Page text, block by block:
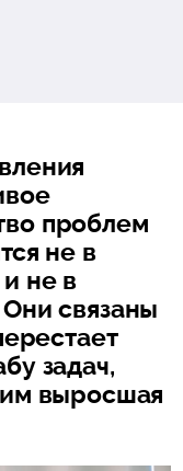
проблем
не в
не в
связаны
задач,
выросшая